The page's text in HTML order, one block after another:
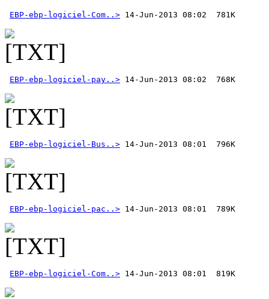
EBP-ebp-logiciel-Com..>
EBP-ebp-logiciel-pay..>
EBP-ebp-logiciel-Bus..>
EBP-ebp-logiciel-pac..>
EBP-ebp-logiciel-Com..>